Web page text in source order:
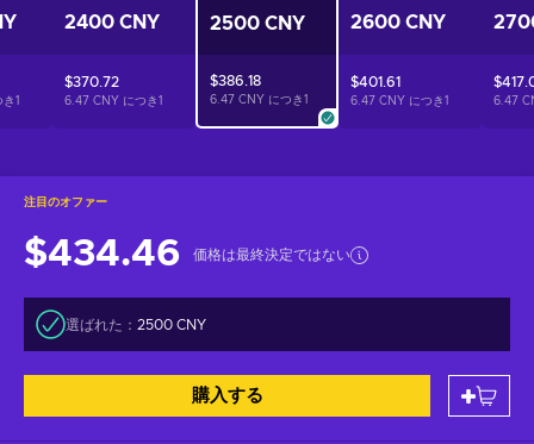
注目のオファー
$434.46 価格は最終決定ではない
選ばれた： 2500 CNY
購入する
1
2400 CNY
$370.72
6.47 CNY につき 1
2500 CNY
$386.18
6.47 CNY につき 1
2600 CNY
$401.61
6.47 CNY につき 1 6.47